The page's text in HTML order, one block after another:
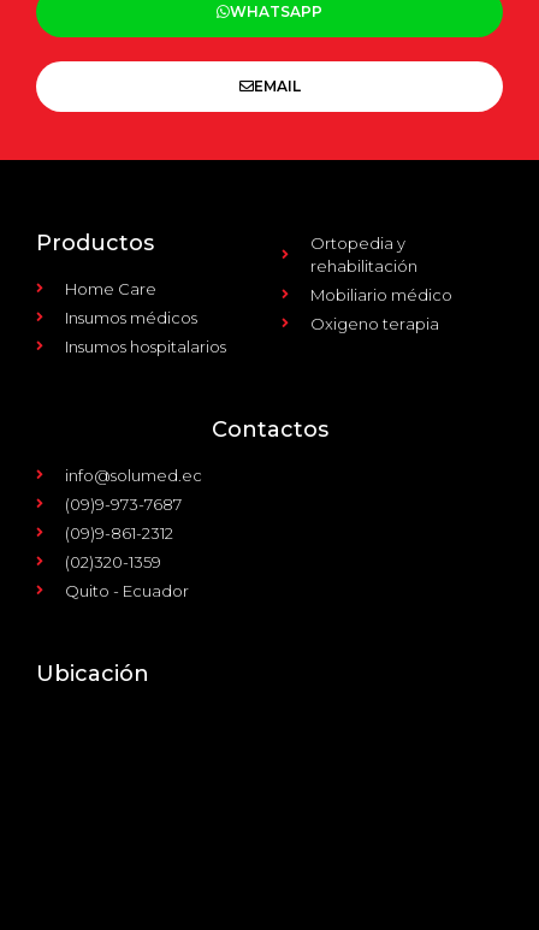
WHATSAPP
EMAIL
Productos
Home Care
Insumos médicos
Insumos hospitalarios
Ortopedia y
rehabilitación
Mobiliario médico
Oxigeno terapia
Contactos
info@solumed.ec
(09)9-973-7687
(09)9-861-2312
(02)320-1359
Quito - Ecuador
Ubicación